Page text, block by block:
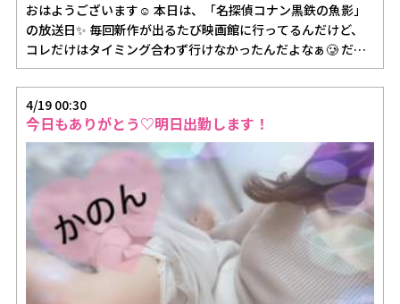
おはようございます☺️ 本日は、「名探偵コナン黒鉄の魚影」
の放送日✨ 毎回新作が出るたび映画館に行ってるんだけど、
コレだけはタイミング合わず行けなかったんだよなぁ🥲 だ…
4/19 00:30
今日もありがとう♡明日出勤します！